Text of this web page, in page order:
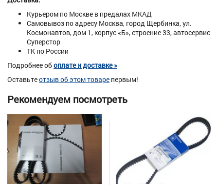
Курьером по Москве в предалах МКАД
Самовывоз по адресу Москва, город Щербинка, ул.
Космонавтов, дом 1, корпус «Б», строение 33, автосервис
Суперстор
ТК по России
Подробнее обоплате и доставке »
Оставьтеотзыв об этом товаре первым!
Рекомендуем посмотреть